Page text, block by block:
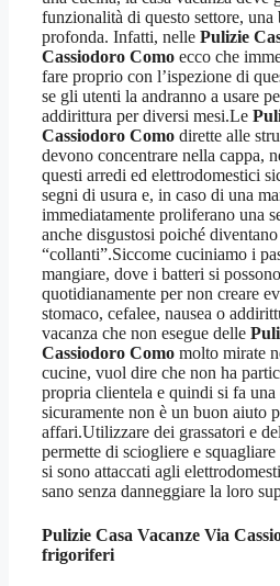
funzionalità di questo settore,
profonda. Infatti, nelle Pulizie
Cassiodoro Como ecco che
fare proprio con l’ispezione di
se gli utenti la andranno a usare
addirittura per diversi mesi.Le
Cassiodoro Como dirette alle
devono concentrare nella cappa,
questi arredi ed elettrodomestici
segni di usura e, in caso di una
immediatamente proliferano una
anche disgustosi poiché
“collanti”.Siccome cuciniamo i
mangiare, dove i batteri si
quotidianamente per non creare
stomaco, cefalee, nausea o
vacanza che non esegue delle
Cassiodoro Como molto mirate
cucine, vuol dire che non ha
propria clientela e quindi si fa
sicuramente non è un buon aiuto
affari.Utilizzare dei grassatori e
permette di sciogliere e
si sono attaccati agli
sano senza danneggiare la loro
Pulizie Casa Vacanze Via
frigoriferi